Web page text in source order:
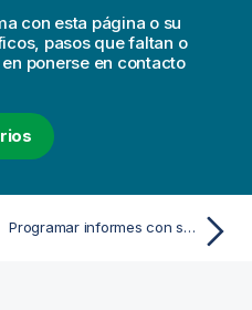
con esta página o su
pasos que faltan o
ponerse en contacto
Programar informes con suscripciones